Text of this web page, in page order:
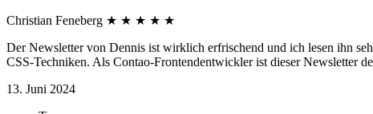
Christian Feneberg ★ ★ ★ ★ ★
Der Newsletter von Dennis ist wirklich erfrischend und ich lesen ihn
CSS-Techniken. Als Contao-Frontendentwickler ist dieser Newsletter
13. Juni 2024